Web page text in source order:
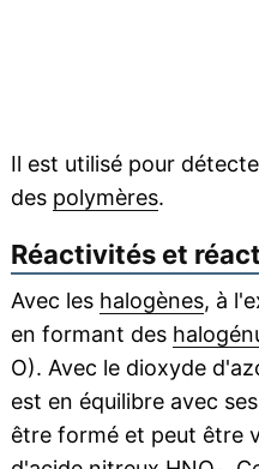
Il est utilisé pour
des polymères.
Réactivités et
Avec les halogènes, à
en formant des
O). Avec le dioxyde
est en équilibre avec
être formé et peut être